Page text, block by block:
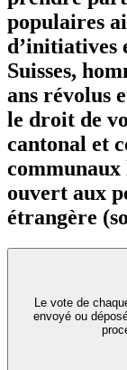
populaires
d’initiatives
Suisses,
ans révolus
le droit de
cantonal et
communaux
ouvert aux
étrangère
Le vote de
envoyé ou